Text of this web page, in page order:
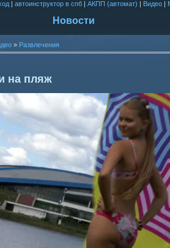
| автоинструктор в спб| АКПП (автомат) | Видео|
Новости
» Развлечения
на пляж